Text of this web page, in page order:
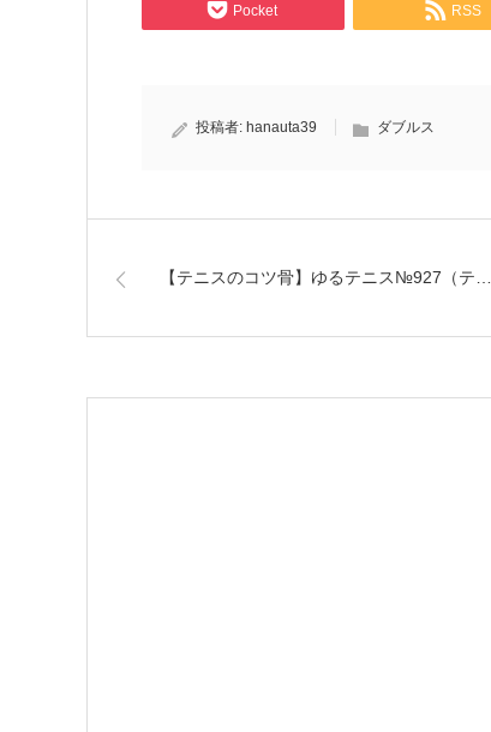
Pocket RSS
投稿者: hanauta39 ダブルス
【テニスのコツ骨】ゆるテニス№927（テ…